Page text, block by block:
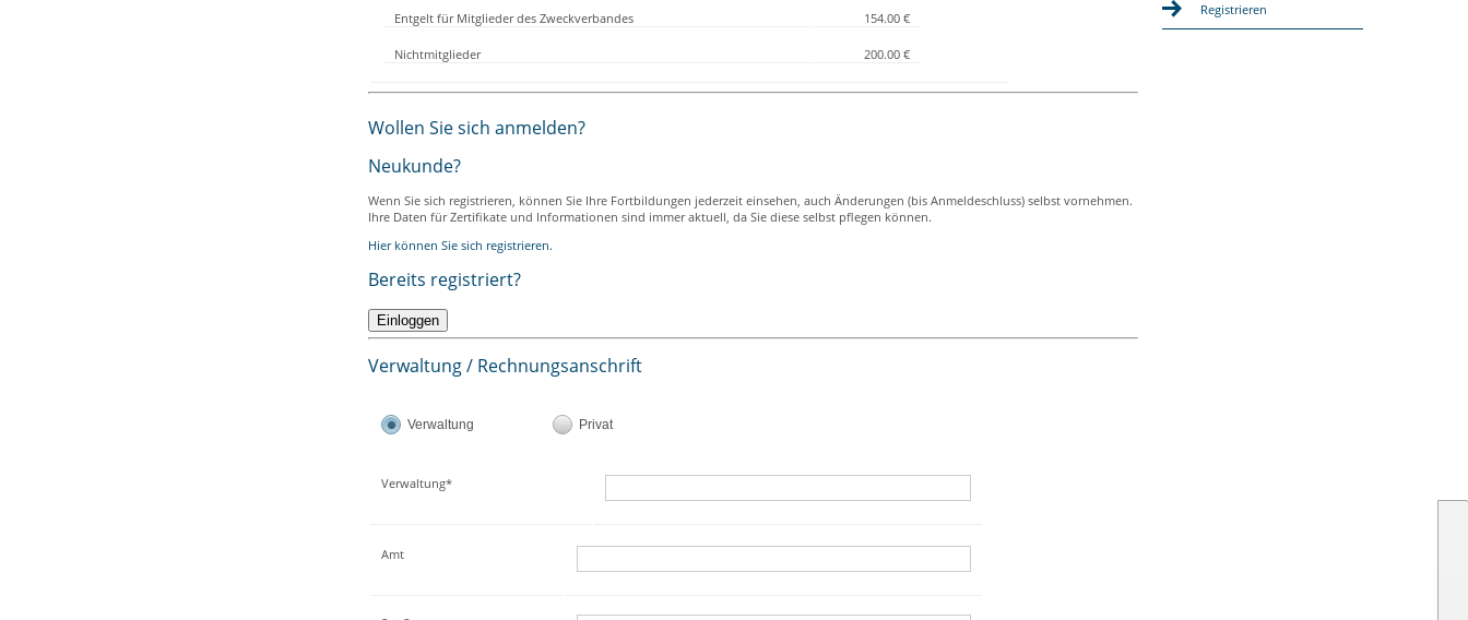
Entgelt für Mitglieder des Zweckverbandes 154.00 €
Nichtmitglieder 200.00 €
Wollen Sie sich anmelden?
Neukunde?
Wenn Sie sich registrieren, können Sie Ihre Fortbildungen jederzeit einsehen, auch Änderungen (bis Anmeldeschluss) selbst vornehmen.
Ihre Daten für Zertifikate und Informationen sind immer aktuell, da Sie diese selbst pflegen können.
Hier können Sie sich registrieren.
Bereits registriert?
Verwaltung / Rechnungsanschrift
Verwaltung Privat
Verwaltung*
Amt
Registrieren